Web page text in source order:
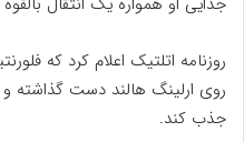
روزنامه اتلتیک اعلام کرد که
روی ارلینگ هالند دست گذاشته
جذب کند.